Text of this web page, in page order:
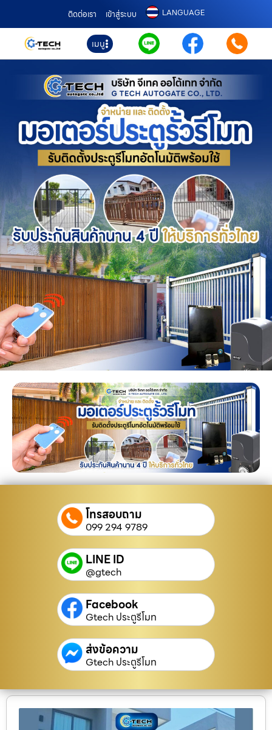
ติดต่อเรา เข้าสู่ระบบ LANGUAGE
เมนู
โทรสอบถาม
099 294 9789
LINE ID
@gtech
Facebook
Gtech ประตูรีโมท
ส่งข้อความ
Gtech ประตูรีโมท